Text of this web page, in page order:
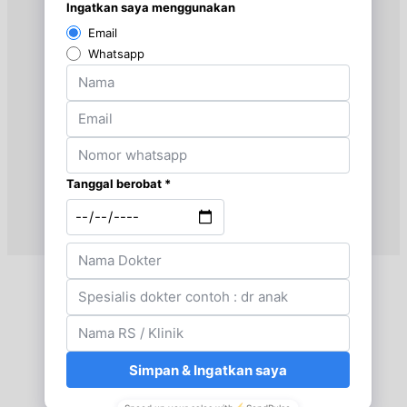
Jam 14:00 - 16:00
Selasa, 18/08/2026
Jam 13:00 - 15:00
Selasa, 18/08/2026
Jam 15:00 - 16:00
Rabu, 19/08/2026
Jam 15:00 - 17:00
Rabu, 19/08/2026
Jam 17:00 - 18:00
Jumat, 21/08/2026
Jam 16:00 - 17:00